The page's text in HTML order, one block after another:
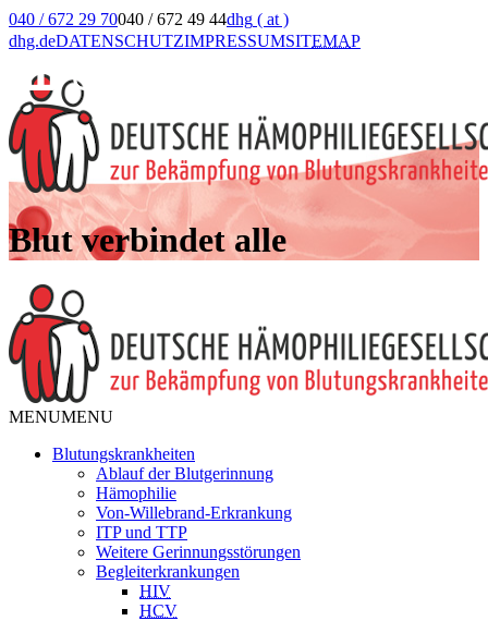
040 / 672 29 70040 / 672 49 44dhg ( at )
dhg.deDATENSCHUTZIMPRESSUMSITEMAP
Blut verbindet alle
MENUMENU
Blutungskrankheiten
Ablauf der Blutgerinnung
Hämophilie
Von-Willebrand-Erkrankung
ITP und TTP
Weitere Gerinnungsstörungen
Begleiterkrankungen
HIV
HCV